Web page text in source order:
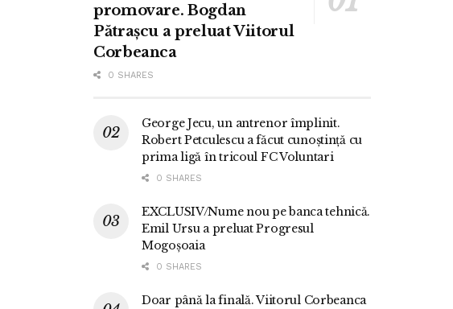
promovare. Bogdan
Pătrașcu a preluat Viitorul
Corbeanca
0 SHARES
George Jecu, un antrenor împlinit.
Robert Petculescu a făcut cunoștință cu
prima ligă în tricoul FC Voluntari
0 SHARES
EXCLUSIV/Nume nou pe banca tehnică.
Emil Ursu a preluat Progresul
Mogoșoaia
0 SHARES
Doar până la finală. Viitorul Corbeanca